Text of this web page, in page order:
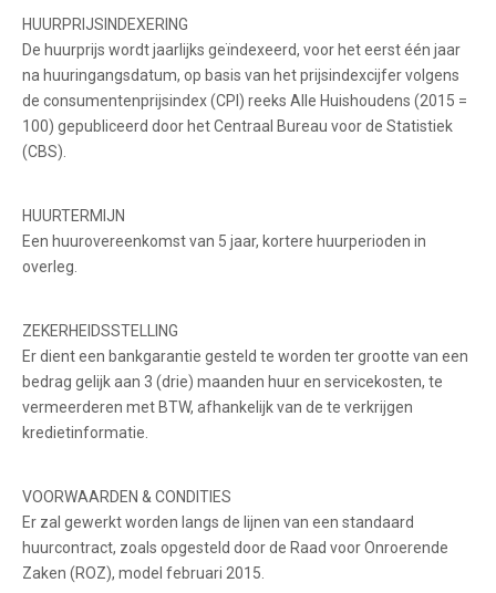
HUURPRIJSINDEXERING
De huurprijs wordt jaarlijks geïndexeerd, voor het eerst één jaar
na huuringangsdatum, op basis van het prijsindexcijfer volgens
de consumentenprijsindex (CPI) reeks Alle Huishoudens (2015 =
100) gepubliceerd door het Centraal Bureau voor de Statistiek
(CBS).
HUURTERMIJN
Een huurovereenkomst van 5 jaar, kortere huurperioden in
overleg.
ZEKERHEIDSSTELLING
Er dient een bankgarantie gesteld te worden ter grootte van een
bedrag gelijk aan 3 (drie) maanden huur en servicekosten, te
vermeerderen met BTW, afhankelijk van de te verkrijgen
kredietinformatie.
VOORWAARDEN & CONDITIES
Er zal gewerkt worden langs de lijnen van een standaard
huurcontract, zoals opgesteld door de Raad voor Onroerende
Zaken (ROZ), model februari 2015.